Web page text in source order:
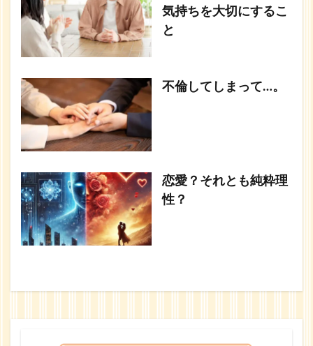
気持ちを大切にするこ
と
不倫してしまって…。
恋愛？それとも純粋理
性？